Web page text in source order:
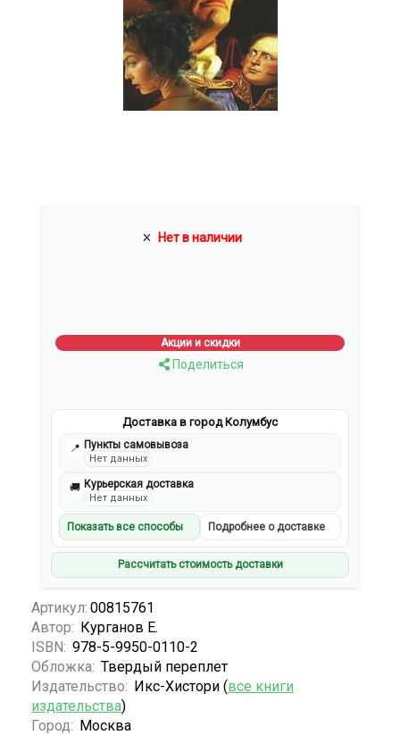
Нет в наличии
Акции и скидки
Поделиться
Доставка в город Колумбус
📍 Пункты самовывоза
Нет данных
🚚 Курьерская доставка
Нет данных
Показать все способы Подробнее о доставке
Рассчитать стоимость доставки
Артикул: 00815761
Автор: Курганов Е.
ISBN: 978-5-9950-0110-2
Обложка: Твердый переплет
Издательство: Икс-Хистори (все книги
издательства)
Город: Москва